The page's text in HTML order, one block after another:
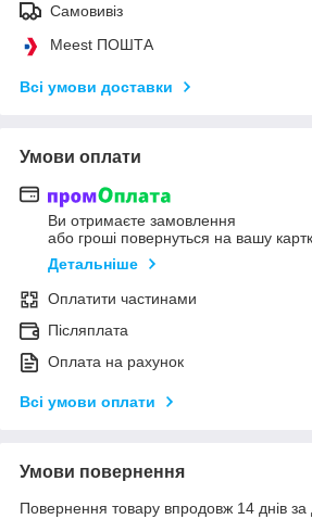
Самовивіз
Meest ПОШТА
Всі умови доставки
Умови оплати
Ви отримаєте замовлення
або гроші повернуться на вашу
Детальніше
Оплатити частинами
Післяплата
Оплата на рахунок
Всі умови оплати
Умови повернення
Повернення товару впродовж 14 днів за